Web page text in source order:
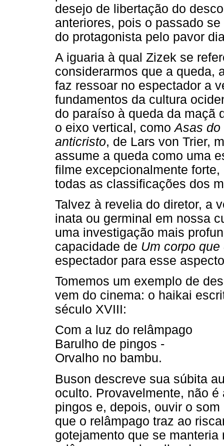
desejo de libertação do
anteriores, pois o passado
do protagonista pelo pavor
A iguaria à qual Zizek se
considerarmos que a queda,
faz ressoar no espectador a
fundamentos da cultura
do paraíso à queda da maçã
o eixo vertical, comoAsas do
anticristo, de Lars von Trier,
assume a queda como uma
filme excepcionalmente
todas as classificações dos
Talvez à revelia do diretor, a
inata ou germinal em nossa
uma investigação mais
capacidade de Um corpo
espectador para esse
Tomemos um exemplo de
vem do cinema: o haikai
século XVIII:
Com a luz do relâmpago
Barulho de pingos ‑
Orvalho no bambu.
Buson descreve sua súbita
oculto. Provavelmente, não
pingos e, depois, ouvir o
que o relâmpago traz ao
gotejamento que se